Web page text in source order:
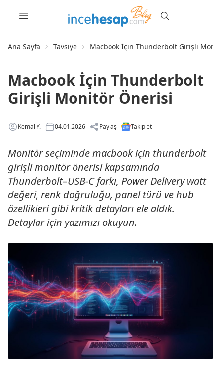
Ana Sayfa Tavsiye Macbook İçin Thunderbolt Girişli
Macbook İçin Thunderbolt
Girişli Monitör Önerisi
Kemal Y. 04.01.2026 Paylaş Takip et
Monitör seçiminde macbook için thunderbolt
girişli monitör önerisi kapsamında
Thunderbolt–USB-C farkı, Power Delivery watt
değeri, renk doğruluğu, panel türü ve hub
özellikleri gibi kritik detayları ele aldık.
Detaylar için yazımızı okuyun.